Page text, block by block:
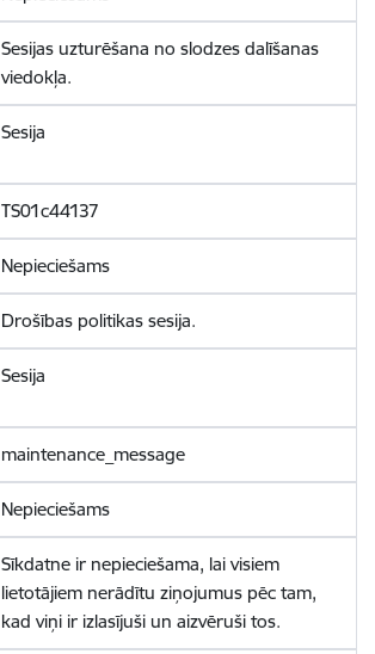
Sesijas uzturēšana no slodzes dalīšanas
viedokļa.
Sesija
TS01c44137
Nepieciešams
Drošības politikas sesija.
Sesija
maintenance_message
Nepieciešams
Sīkdatne ir nepieciešama, lai visiem
lietotājiem nerādītu ziņojumus pēc tam,
kad viņi ir izlasījuši un aizvēruši tos.